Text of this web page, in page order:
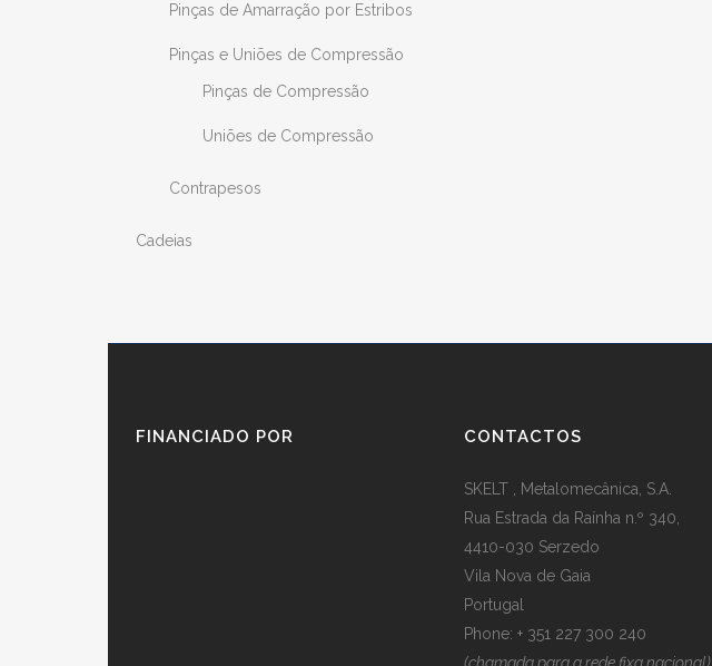
Pinças de Amarração por Estribos
Pinças e Uniões de Compressão
Pinças de Compressão
Uniões de Compressão
Contrapesos
Cadeias
FINANCIADO POR CONTACTOS
SKELT , Metalomecânica, S.A.
Rua Estrada da Raínha n.º 340,
4410-030 Serzedo
Vila Nova de Gaia
Portugal
Phone: + 351 227 300 240